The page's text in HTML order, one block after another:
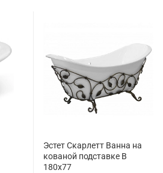
Эстет Скарлетт Ванна на
кованой подставке B
180х77